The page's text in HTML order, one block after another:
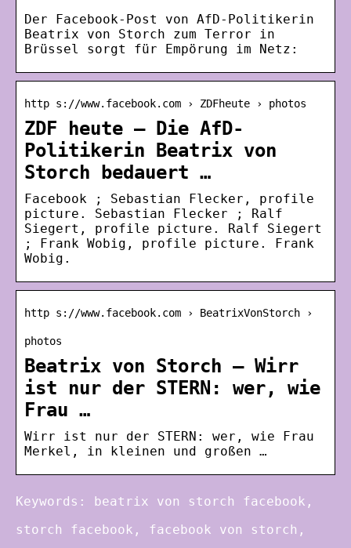
Der Facebook-Post von AfD-Politikerin
Beatrix von Storch zum Terror in
Brüssel sorgt für Empörung im Netz:
http s://www.facebook.com › ZDFheute › photos
ZDF heute – Die AfD-
Politikerin Beatrix von
Storch bedauert …
Facebook ; Sebastian Flecker, profile
picture. Sebastian Flecker ; Ralf
Siegert, profile picture. Ralf Siegert
; Frank Wobig, profile picture. Frank
Wobig.
http s://www.facebook.com › BeatrixVonStorch ›
photos
Beatrix von Storch – Wirr
ist nur der STERN: wer, wie
Frau …
Wirr ist nur der STERN: wer, wie Frau
Merkel, in kleinen und großen …
Keywords: beatrix von storch facebook,
storch facebook, facebook von storch,